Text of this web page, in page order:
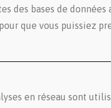
des bases de données
pour que vous puissiez
en réseau sont